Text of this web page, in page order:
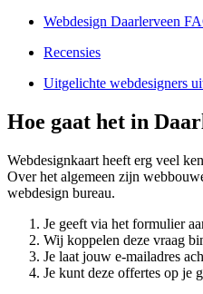
Webdesign Daarlerveen
Recensies
Uitgelichte webdesigners
Hoe gaat het in
Webdesignkaart heeft erg veel
Over het algemeen zijn
webdesign bureau.
Je geeft via het formulier
Wij koppelen deze vraag
Je laat jouw e-mailadres
Je kunt deze offertes op je